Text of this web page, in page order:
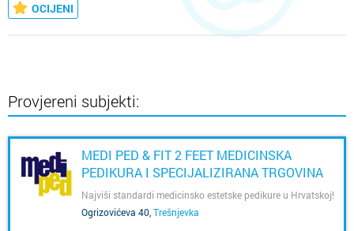
OCIJENI
Provjereni subjekti:
MEDI PED & FIT 2 FEET MEDICINSKA
PEDIKURA I SPECIJALIZIRANA TRGOVINA
PROIZVODA ZA VAŠE STOPALO
Najviši standardi medicinsko estetske pedikure u Hrvatskoj!
Ogrizovićeva 40 Trešnjevka